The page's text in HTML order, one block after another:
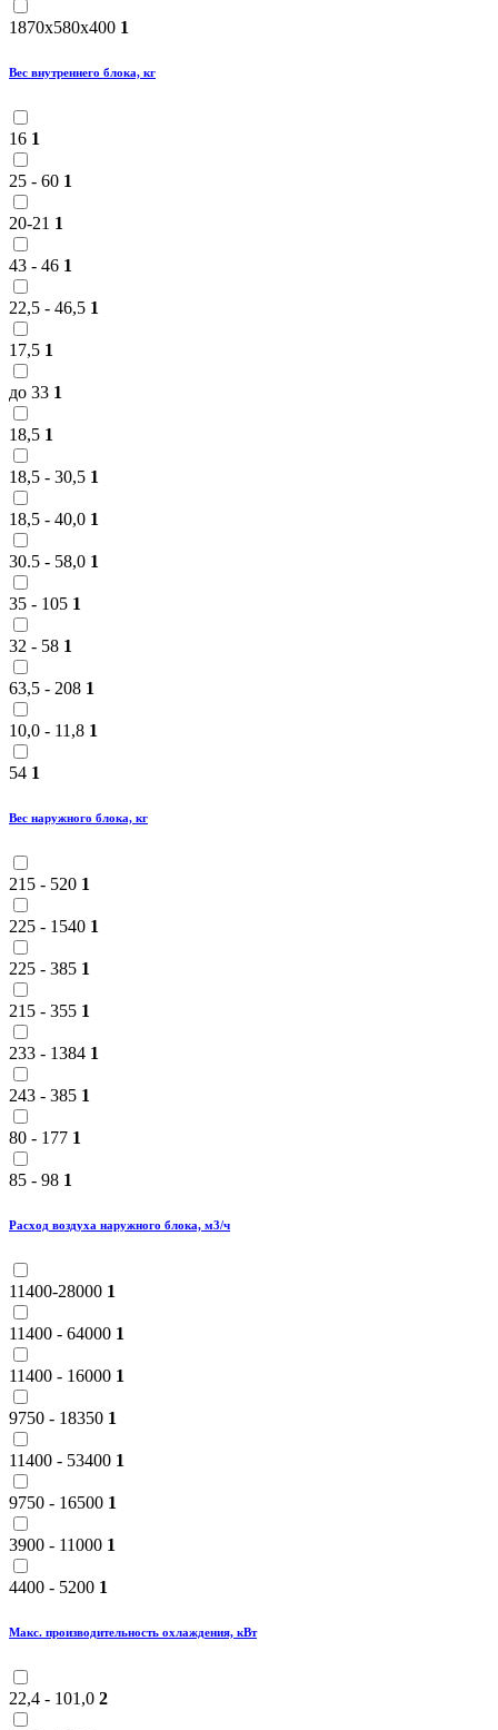
1870x580x400 1
Вес внутреннего блока, кг
16 1
25 - 60 1
20-21 1
43 - 46 1
22,5 - 46,5 1
17,5 1
до 33 1
18,5 1
18,5 - 30,5 1
18,5 - 40,0 1
30.5 - 58,0 1
35 - 105 1
32 - 58 1
63,5 - 208 1
10,0 - 11,8 1
54 1
Вес наружного блока, кг
215 - 520 1
225 - 1540 1
225 - 385 1
215 - 355 1
233 - 1384 1
243 - 385 1
80 - 177 1
85 - 98 1
Расход воздуха наружного блока, м3/ч
11400-28000 1
11400 - 64000 1
11400 - 16000 1
9750 - 18350 1
11400 - 53400 1
9750 - 16500 1
3900 - 11000 1
4400 - 5200 1
Макс. производительность охлаждения, кВт
22,4 - 101,0 2